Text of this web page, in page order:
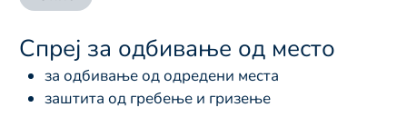
Спреј за одбивање од место
за одбивање од одредени места
заштита од гребење и гризење